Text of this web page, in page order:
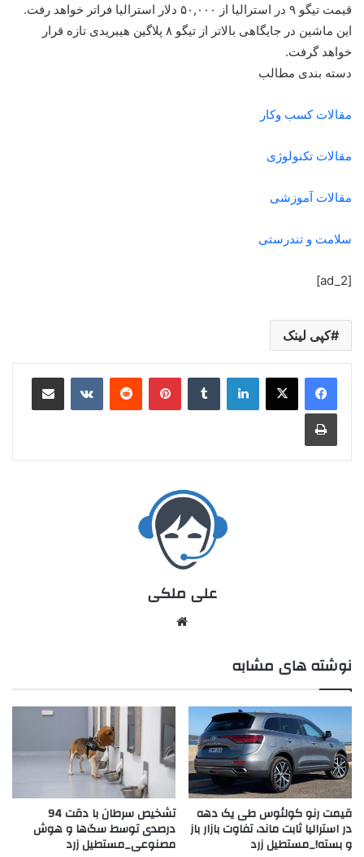
قیمت تیگو ۹ در استرالیا از ۵۰,۰۰۰ دلار استرالیا فراتر خواهد رفت.
این ماشین در جایگاهی بالاتر از تیگو ۸ پلاگین هیبریدی تازه قرار
خواهد گرفت.
دسته بندی مطالب
مقالات کسب وکار
مقالات تکنولوژی
مقالات آموزشی
سلامت و تندرستی
[ad_2]
کپی لینک
علی ملکی
نوشته های مشابه
قیمت رنو کولئوس طی یک دهه
در استرالیا ثابت ماند، تفاوت بازار باز
و بسته!_مستطیل زرد
تشخیص سرطان با دقت 94
درصدی توسط سگ‌ها و هوش
مصنوعی_مستطیل زرد